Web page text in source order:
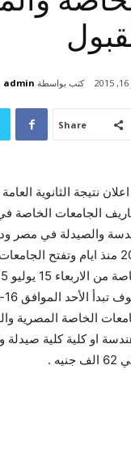
كتب بواسطة admin
Share
2015 منذ ايام وتفتح
.